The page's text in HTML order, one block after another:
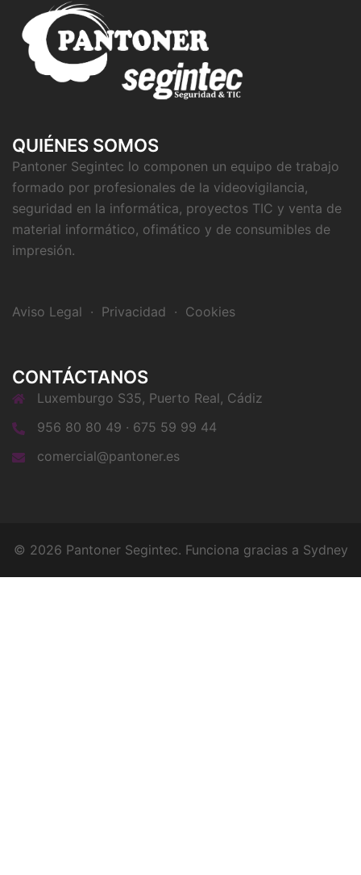
QUIÉNES SOMOS
Pantoner Segintec lo componen un equipo de trabajo
formado por profesionales de la videovigilancia,
seguridad en la informática, proyectos TIC y venta de
material informático, ofimático y de consumibles de
impresión.
Aviso Legal · Privacidad · Cookies
CONTÁCTANOS
Luxemburgo S35, Puerto Real, Cádiz
956 80 80 49 · 675 59 99 44
comercial@pantoner.es
© 2026 Pantoner Segintec. Funciona gracias a Sydney